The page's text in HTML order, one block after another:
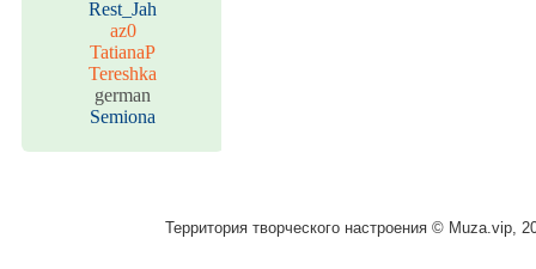
Rest_Jah
az0
TatianaP
Tereshka
german
Semiona
Территория творческого настроения © Muza.vip,